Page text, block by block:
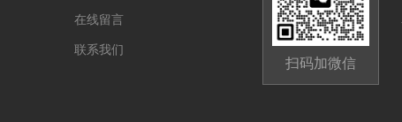
在线留言
联系我们
扫码加微信